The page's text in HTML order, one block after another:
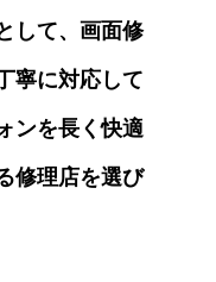
して、画面修
寧に対応して
ンを長く快適
修理店を選び